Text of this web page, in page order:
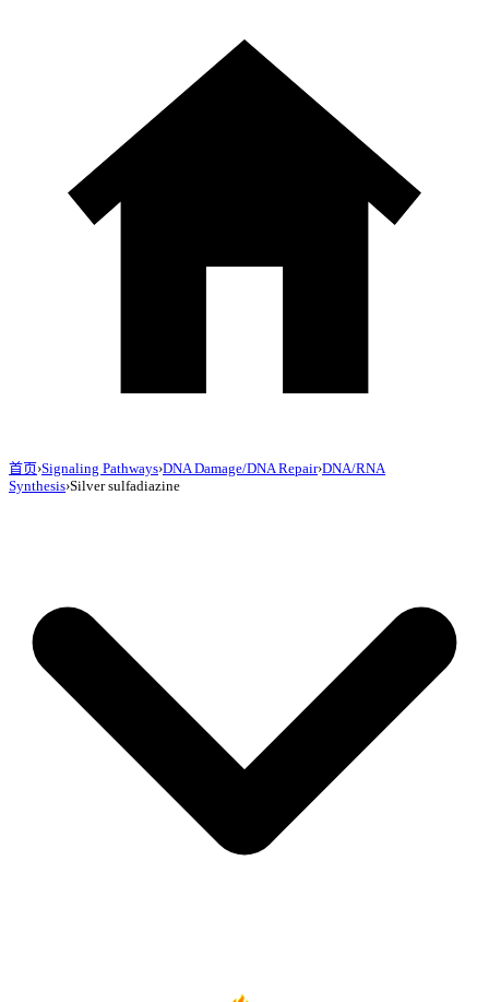
首页›Signaling Pathways›DNA Damage/DNA Repair›DNA/RNA
Synthesis›Silver sulfadiazine